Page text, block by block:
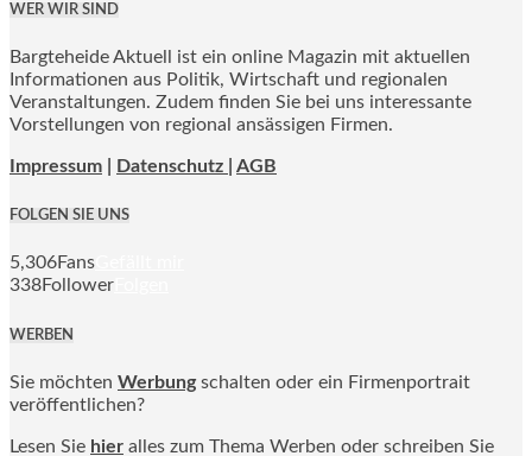
WER WIR SIND
Bargteheide Aktuell ist ein online Magazin mit aktuellen
Informationen aus Politik, Wirtschaft und regionalen
Veranstaltungen. Zudem finden Sie bei uns interessante
Vorstellungen von regional ansässigen Firmen.
Impressum Datenschutz | AGB
FOLGEN SIE UNS
5,306Fans
338Follower
WERBEN
Sie möchten Werbung schalten oder ein Firmenportrait
veröffentlichen?
Lesen Sie hier alles zum Thema Werben oder schreiben Sie